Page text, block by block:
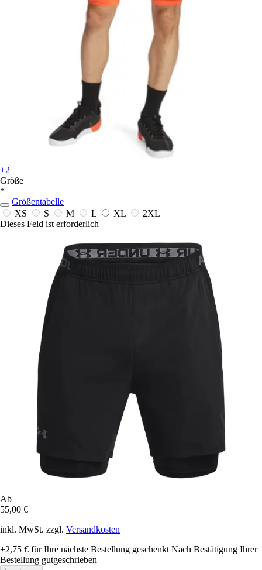
+2
Größe
*
Größentabelle
XS
S M L XL
2XL
Dieses Feld ist erforderlich
Ab
55,00 €
inkl. MwSt. zzgl. Versandkosten
+2,75 € für Ihre nächste Bestellung geschenkt Nach Bestätigung Ihrer
Bestellung gutgeschrieben